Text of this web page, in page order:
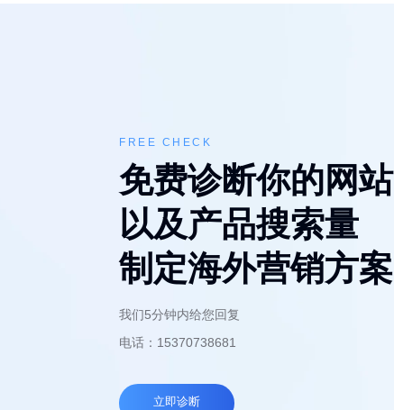
FREE CHECK
免费诊断你的网站
以及产品搜索量
制定海外营销方案
我们5分钟内给您回复
电话：15370738681
立即诊断